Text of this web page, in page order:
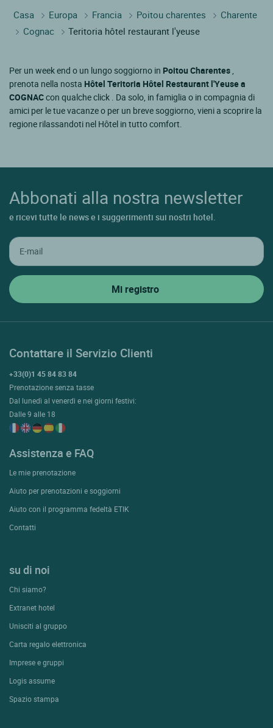
Casa Europa Francia Poitou charentes
Charente
Cognac
Teritoria hôtel restaurant l'yeuse
Per un week end o un lungo soggiorno in Poitou Charentes
prenota nella nosta Hôtel Teritoria Hôtel Restaurant l'Yeuse a
COGNACcon qualche click . Da solo, in famiglia o in compagnia di
amici per le tue vacanze o per un breve soggiorno, vieni a scoprire la
regione rilassandoti nel Hôtel in tutto comfort.
Abbonati alla nostra newsletter
e ricevi tutte le news e i suggerimenti sui nostri hotel.
Contattare il Servizio Clienti
+33(0)1 45 84 83 84
Prenotazione senza tasse
Dal lunedì al venerdì e nei giorni festivi:
Dalle 9 alle 18
Assistenza e FAQ
Le mie prenotazione
Aiuto per prenotazioni e soggiorni
Aiuto con il programma fedeltà ETIK
Contatti
su di noi
Chi siamo?
Extranet hotel
Unisciti al gruppo
Carta regalo elettronica
Imprese e gruppi
Logis assume
Spazio stampa